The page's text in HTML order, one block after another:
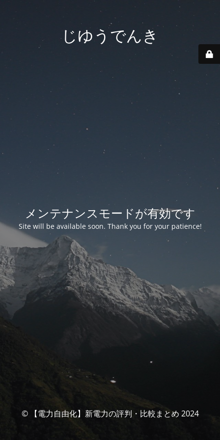
じゆうでんき
メンテナンスモードが有効です
Site will be available soon. Thank you for your patience!
© 【電力自由化】新電力の評判・比較まとめ 2024